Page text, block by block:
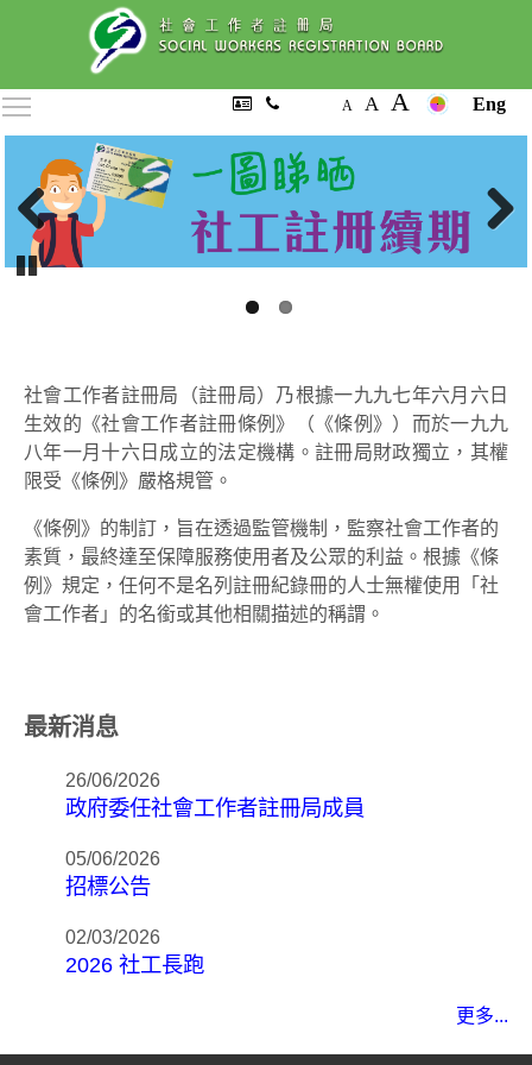
A A A Eng
Previous
Next
Toggle main menu visibility
社會工作者註冊局（註冊局）乃根據一九九七年六月六日
生效的《社會工作者註冊條例》（《條例》）而於一九九
八年一月十六日成立的法定機構。註冊局財政獨立，其權
限受《條例》嚴格規管。
《條例》的制訂，旨在透過監管機制，監察社會工作者的
素質，最終達至保障服務使用者及公眾的利益。根據《條
例》規定，任何不是名列註冊紀錄冊的人士無權使用「社
會工作者」的名銜或其他相關描述的稱謂。
最新消息
26/06/2026
政府委任社會工作者註冊局成員
05/06/2026
招標公告
02/03/2026
2026 社工長跑
更多...